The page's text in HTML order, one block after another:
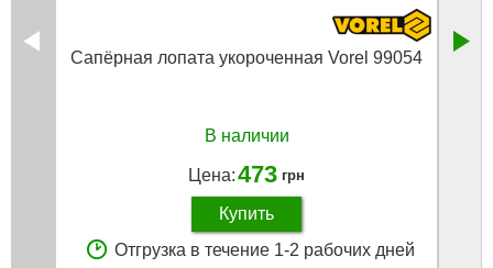
Сапёрная лопата укороченная Vorel 99054
В наличии
Цена:473 грн
Купить
Отгрузка в течение 1-2 рабочих дней